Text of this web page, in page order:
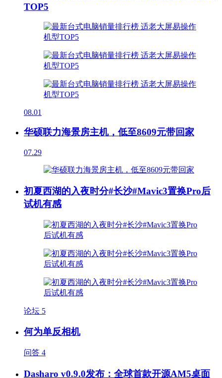
TOP5
08.01
华硕联力海景房主机，低至8609元带回家
07.29
初夏西湖的入夜时分#长沙#Mavic3置换Pro后
试机有感
论坛 5
何为单反相机
问答 4
Dasharo v0.9.0发布：全球首款开源AM5桌面